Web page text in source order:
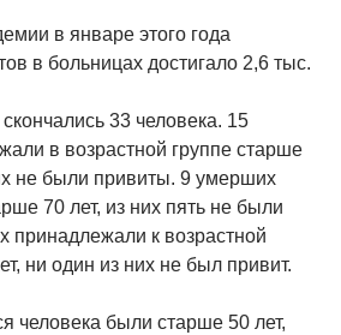
в январе этого года
в больницах достигало 2,6 тыс.
33 человека. 15
в возрастной группе старше
не были привиты. 9 умерших
70 лет, из них пять не были
принадлежали к возрастной
ни один из них не был привит.
человека были старше 50 лет,